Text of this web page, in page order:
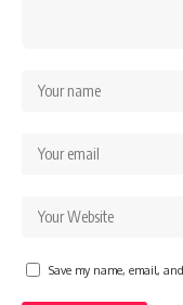
Save my name, email,